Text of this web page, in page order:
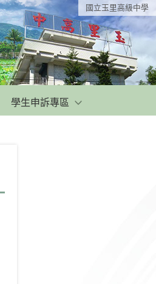
國立玉里高級中學
學生申訴專區